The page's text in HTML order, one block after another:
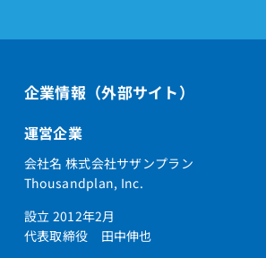
企業情報（外部サイト）
運営企業
会社名 株式会社サザンプラン
Thousandplan, Inc.
設立 2012年2月
代表取締役 田中伸也